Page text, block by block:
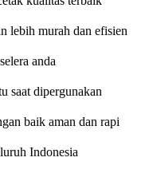
lebih murah dan efisien
anda
saat dipergunakan
baik aman dan rapi
Indonesia